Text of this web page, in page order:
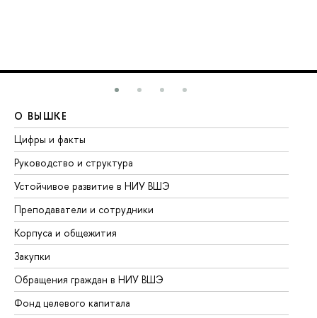
О ВЫШКЕ
Цифры и факты
Руководство и структура
Устойчивое развитие в НИУ ВШЭ
Преподаватели и сотрудники
Корпуса и общежития
Закупки
Обращения граждан в НИУ ВШЭ
Фонд целевого капитала